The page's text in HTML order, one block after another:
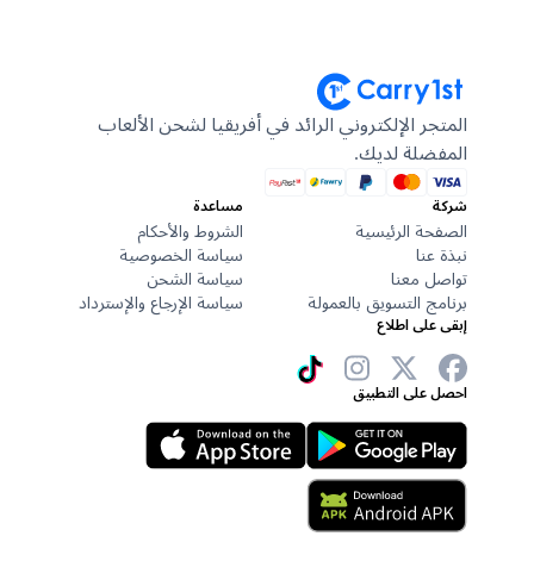
المتجر الإلكتروني الرائد في أفريقيا لشحن الألعاب
المفضلة لديك.
الصفحة الرئيسية
نبذة عنا
تواصل معنا
برنامج التسويق بالعمولة
مساعدة
الشروط والأحكام
سياسة الخصوصية
سياسة الشحن
سياسة الإرجاع والإسترداد
إبقى على اطلاع
احصل على التطبيق